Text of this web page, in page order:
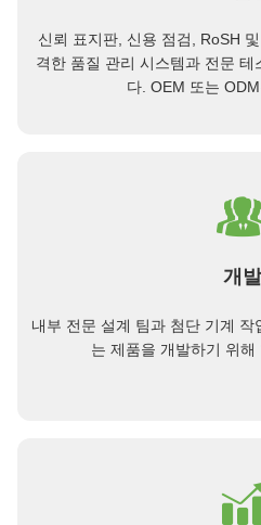
신뢰 표지판, 신용 점검, RoSH
격한 품질 관리 시스템과 전문 테
다. OEM 또는
개발
내부 전문 설계 팀과 첨단 기계
는 제품을 개발하기 위